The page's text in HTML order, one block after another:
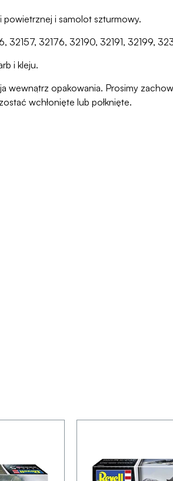
i samolot szturmowy.
32157, 32176, 32190, 32191, 32199,
i kleju.
wewnątrz opakowania. Prosimy
wchłonięte lub połknięte.